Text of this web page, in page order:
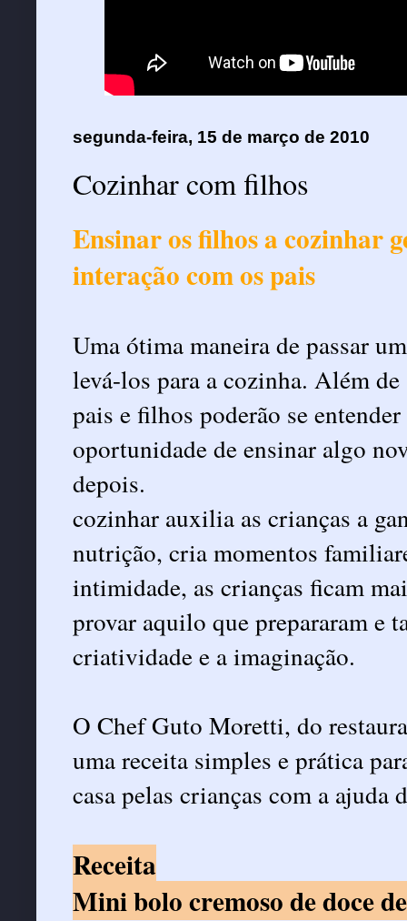
segunda-feira, 15 de março de 2010
Cozinhar com filhos
Ensinar os filhos a cozinhar
interação com os pais
Uma ótima maneira de passar
levá-los para a cozinha. Além
pais e filhos poderão se
oportunidade de ensinar algo
depois.
cozinhar auxilia as crianças a
nutrição, cria momentos
intimidade, as crianças ficam
provar aquilo que prepararam e
criatividade e a imaginação.
O Chef Guto Moretti, do
uma receita simples e prática
casa pelas crianças com a ajuda
Receita
Mini bolo cremoso de doce